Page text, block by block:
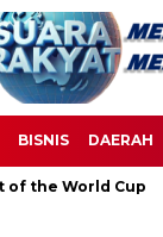
BISNIS DAERAH
World Cup